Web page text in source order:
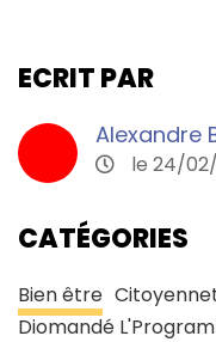
ECRIT PAR
Alexandre
le 24/
CATÉGORIES
Bien être
Diomandé